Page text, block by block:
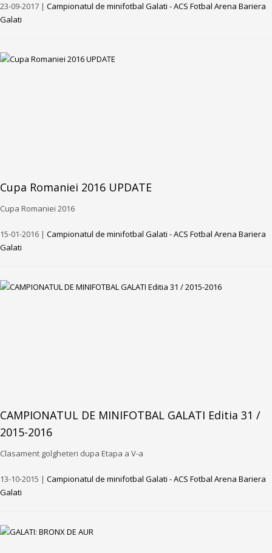
23-09-2017 | Campionatul de minifotbal Galati - ACS Fotbal Arena Bariera
Galati
Cupa Romaniei 2016 UPDATE
Cupa Romaniei 2016
15-01-2016 | Campionatul de minifotbal Galati - ACS Fotbal Arena Bariera
Galati
CAMPIONATUL DE MINIFOTBAL GALATI Editia 31 /
2015-2016
Clasament golgheteri dupa Etapa a V-a
13-10-2015 | Campionatul de minifotbal Galati - ACS Fotbal Arena Bariera
Galati